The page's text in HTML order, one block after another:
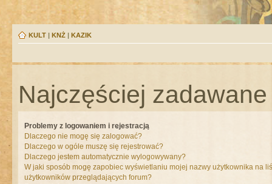
KULT | KNŻ | KAZIK
Najczęściej
Problemy z logowaniem i rejestracją
Dlaczego nie mogę się zalogować?
Dlaczego w ogóle muszę się rejestrować?
Dlaczego jestem automatycznie wylogowywany?
W jaki sposób mogę zapobiec wyświetlaniu mojej nazwy użytkownika na
użytkowników przeglądających forum?